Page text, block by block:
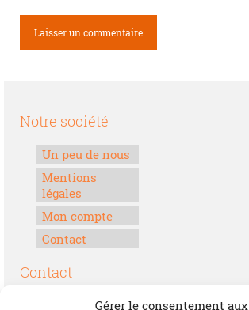
Gérer le consentement aux
Notre société
Un peu de nous
Mentions
légales
Mon compte
Contact
Contact
Boulevard Félix Houphouët-Boigny